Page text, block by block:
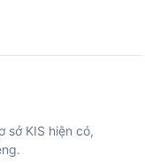
sở KIS hiện có,